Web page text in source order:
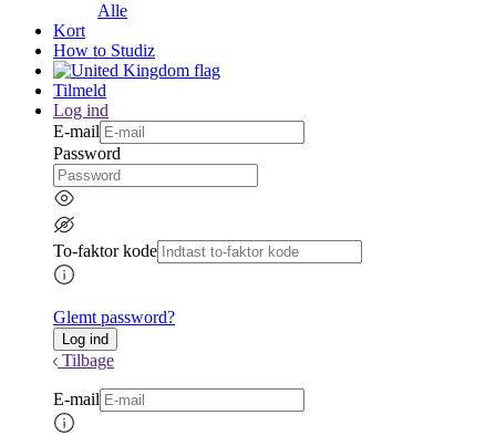
Alle
Kort
How to Studiz
Tilmeld
Log ind
E-mail
Password
To-faktor kode
Glemt password?
Tilbage
E-mail